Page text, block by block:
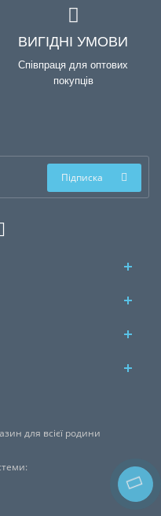
ВИГІДНІ УМОВИ
Співпраця для оптових
покупців
Підписка
для всієї родини